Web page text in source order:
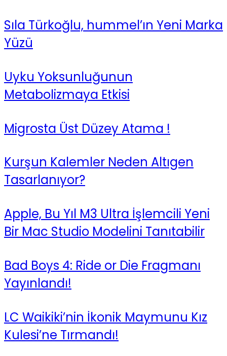
Sıla Türkoğlu, hummel’ın Yeni Marka
Yüzü
Uyku Yoksunluğunun
Metabolizmaya Etkisi
Migrosta Üst Düzey Atama !
Kurşun Kalemler Neden Altıgen
Tasarlanıyor?
Apple, Bu Yıl M3 Ultra İşlemcili Yeni
Bir Mac Studio Modelini Tanıtabilir
Bad Boys 4: Ride or Die Fragmanı
Yayınlandı!
LC Waikiki’nin İkonik Maymunu Kız
Kulesi’ne Tırmandı!